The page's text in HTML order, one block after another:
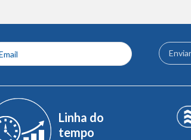
Enviar
Linha do
tempo